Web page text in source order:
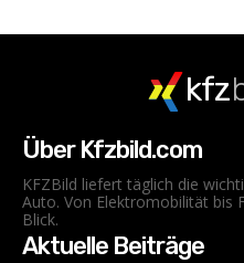
kfz
Über Kfzbild.com
KFZBild liefert täglich die
Auto. Von Elektromobilität bis
Blick.
Aktuelle Beiträge